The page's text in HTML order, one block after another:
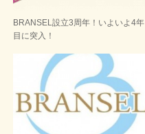
BRANSEL設立3周年！いよいよ4年
目に突入！